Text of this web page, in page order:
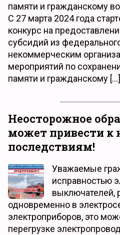
памяти и гражданскому
С 27 марта 2024 года
конкурс на
субсидий из
некоммерческим
мероприятий по
памяти и гражданскому […]
Неосторожное
может привести
последствиям!
Уважаемые
исправностью
выключателей,
одновременно в
электроприборов, это
перегрузке